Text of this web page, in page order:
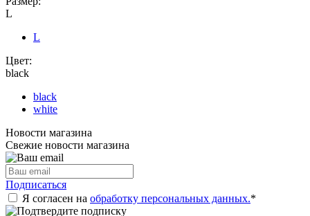
L
L
Цвет:
black
black
white
Новости магазина
Свежие новости магазина
Подписаться
Я согласен на обработку персональных данных.*